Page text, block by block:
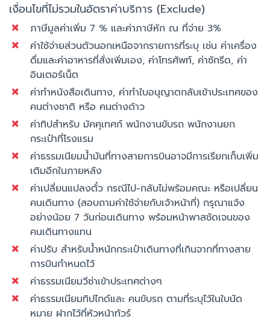
เงื่อนไขที่ไม่รวมในอัตราค่าบริการ (Exclude)
ภาษีมูลค่าเพิ่ม 7 % และค่าภาษีหัก ณ ที่จ่าย 3%
ค่าใช้จ่ายส่วนตัวนอกเหนือจากรายการที่ระบุ เช่น ค่าเครื่อง
ดื่มและค่าอาหารที่สั่งเพิ่มเอง, ค่าโทรศัพท์, ค่าซักรีด, ค่า
อินเตอร์เน็ต
ค่าทำหนังสือเดินทาง, ค่าทำใบอนุญาตกลับเข้าประเทศของ
คนต่างชาติ หรือ คนต่างด้าว
ค่าทิปสำหรับ มัคคุเทศก์ พนักงานขับรถ พนักงานยก
กระเป๋าที่โรงแรม
ค่าธรรมเนียมน้ำมันที่ทางสายการบินอาจมีการเรียกเก็บเพิ่ม
เติมอีกในภายหลัง
ค่าเปลี่ยนแปลงตั๋ว กรณีไป-กลับไม่พร้อมคณะ หรือเปลี่ยน
คนเดินทาง (สอบถามค่าใช้จ่ายกับเจ้าหน้าที่) กรุณาแจ้ง
อย่างน้อย 7 วันก่อนเดินทาง พร้อมหน้าพาสชัดเจนของ
คนเดินทางแทน
ค่าปรับ สำหรับน้ำหนักกระเป๋าเดินทางที่เกินจากที่ทางสาย
การบินกำหนดไว้
ค่าธรรมเนียมวีซ่าเข้าประเทศต่างๆ
ค่าธรรมเนียมทิปไกด์และ คนขับรถ ตามที่ระบุไว้ในใบนัด
หมาย ฝากไว้ที่หัวหน้าทัวร์